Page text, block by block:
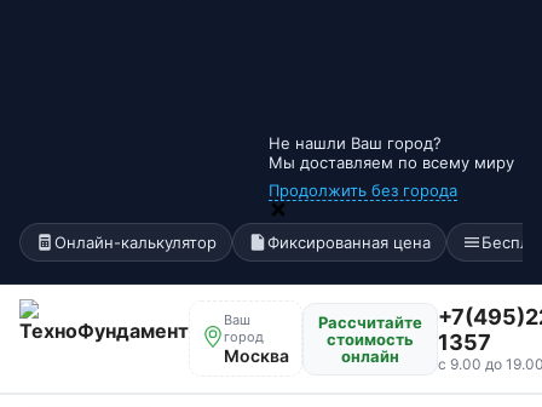
Не нашли Ваш город?
Мы доставляем по всему миру
Продолжить без города
Онлайн-калькулятор Фиксированная цена
Ваш
город
Москва
Рассчитайте
стоимость
онлайн
1357
с 9.00 до